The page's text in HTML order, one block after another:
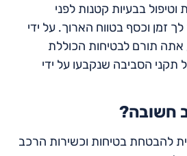
בבעיות קטנות לפני
זמן וכסף בטווח הארוך. על ידי
תורם לבטיחות הכוללת
תקני הסביבה שנקבעו על ידי
חשובה?
להבטחת בטיחות וכשירות הרכב